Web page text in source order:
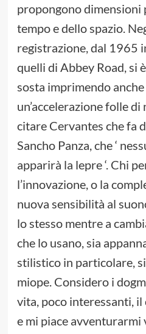
propongono
tempo e dello spazio.
registrazione, dal 1965
quelli di Abbey Road, si
sosta imprimendo
un’accelerazione folle
citare Cervantes che fa
Sancho Panza, che ‘
apparirà la lepre ‘. Chi
l’innovazione, o la
nuova sensibilità al
lo stesso mentre a
che lo usano, sia
stilistico in particolare,
miope. Considero i
vita, poco interessanti, il
e mi piace avventurarmi